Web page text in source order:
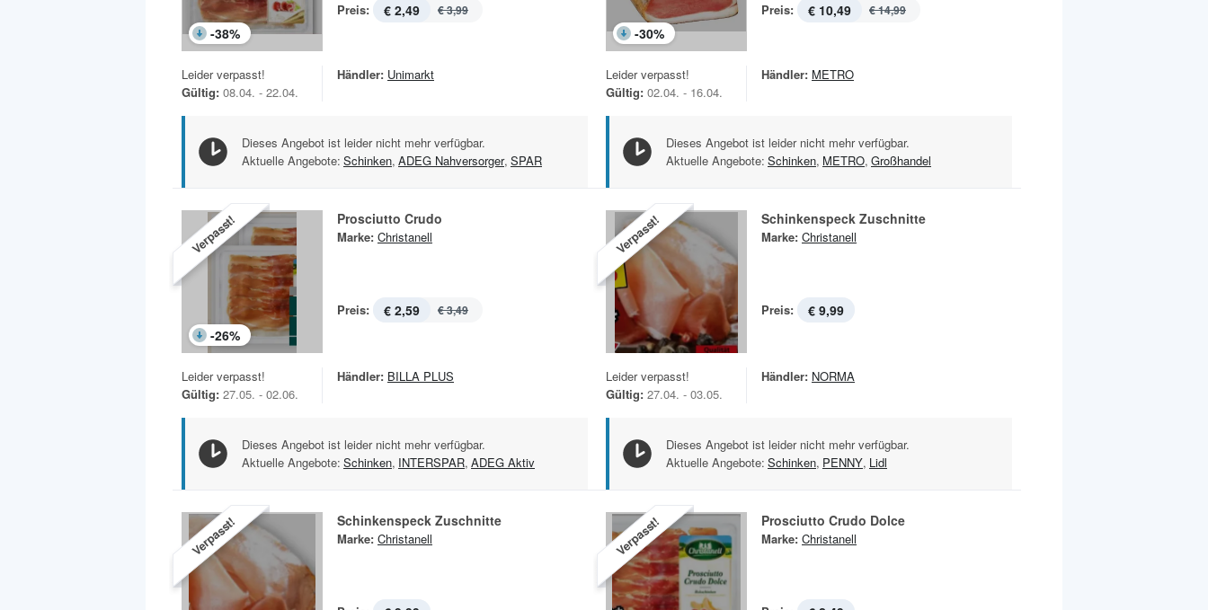
-38%
Preis: € 2,49 € 3,99
Leider verpasst!
Gültig: 08.04. - 22.04.
Händler: Unimarkt
Dieses Angebot ist leider nicht mehr verfügbar.
Aktuelle Angebote: Schinken, ADEG Nahversorger, SPAR
-30%
Preis: € 10,49 € 14,99
Leider verpasst!
Gültig: 02.04. - 16.04.
Händler: METRO
Dieses Angebot ist leider nicht mehr verfügbar.
Aktuelle Angebote: Schinken, METRO, Großhandel
Verpasst!
-26%
Prosciutto Crudo
Marke: Christanell
Preis: € 2,59 € 3,49
Leider verpasst!
Gültig: 27.05. - 02.06.
Händler: BILLA PLUS
Dieses Angebot ist leider nicht mehr verfügbar.
Aktuelle Angebote: Schinken, INTERSPAR, ADEG Aktiv
Verpasst! Schinkenspeck Zuschnitte
Marke: Christanell
Preis: € 9,99
Leider verpasst!
Gültig: 27.04. - 03.05.
Händler: NORMA
Dieses Angebot ist leider nicht mehr verfügbar.
Aktuelle Angebote: Schinken, PENNY, Lidl
Verpasst! Schinkenspeck Zuschnitte
Marke: Christanell Verpasst! Prosciutto Crudo Dolce
Marke: Christanell